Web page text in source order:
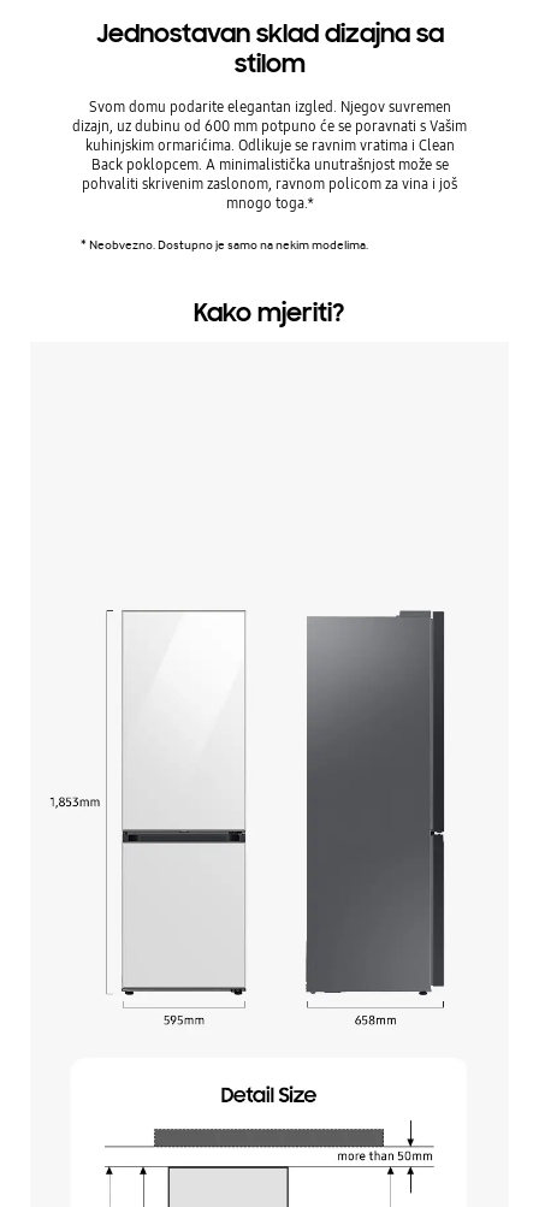
Jednostavan sklad dizajna sa
stilom
Svom domu podarite elegantan izgled. Njegov suvremen
dizajn, uz dubinu od 600 mm potpuno će se poravnati s Vašim
kuhinjskim ormarićima. Odlikuje se ravnim vratima i Clean
Back poklopcem. A minimalistička unutrašnjost može se
pohvaliti skrivenim zaslonom, ravnom policom za vina i još
mnogo toga.*
* Neobvezno. Dostupno je samo na nekim modelima.
Kako mjeriti?